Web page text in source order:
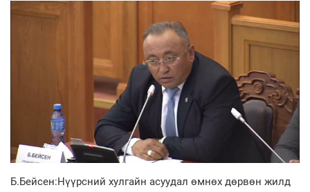
Б.Бейсен:Нүүрсний хулгайн асуудал өмнөх дөрвөн жилд